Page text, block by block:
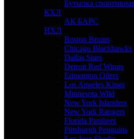
Бутылка
КХЛ
АК БАРС
НХЛ
Boston Bruins
Chicago Blackhawks
Dallas Stars
Detroit Red Wings
Edmonton Oilers
Los Angeles Kings
Minnesota Wild
New York Islanders
New York Rangers
Florida Panthers
Pittsburgh Penguins